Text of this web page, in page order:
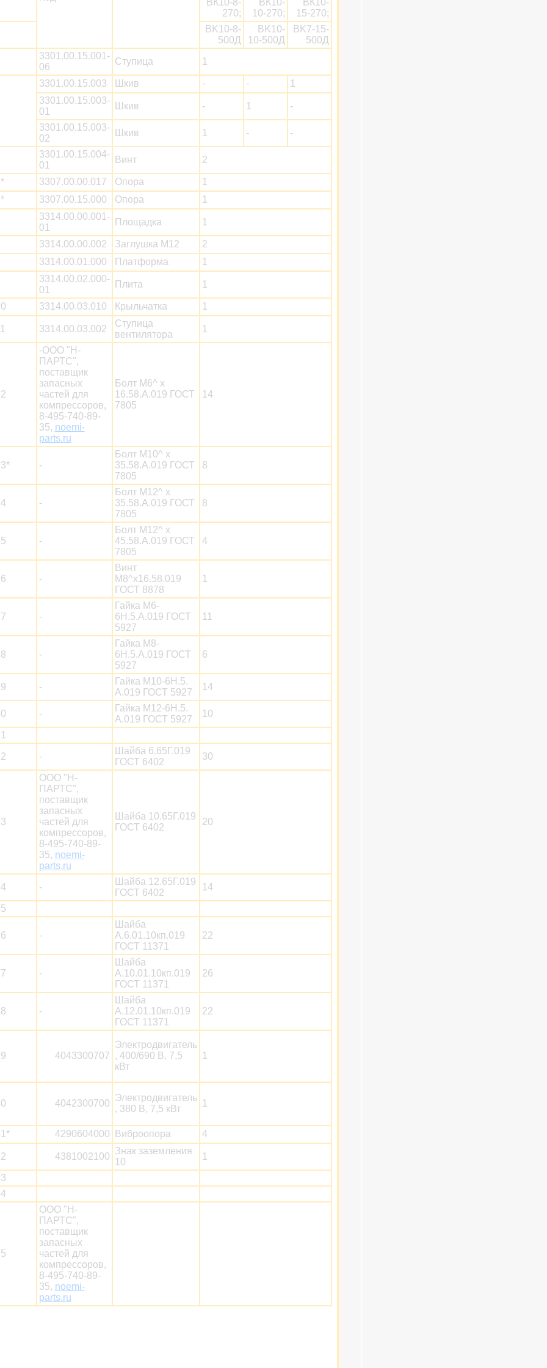
270;
10-270;
15-270;
BK10-8-
500Д
BK10-
10-500Д
BK7-15-
500Д
3301.00.15.001-
06
Ступица 1
3301.00.15.003 Шкив - -
1
3301.00.15.003-
01
Шкив - 1 -
3301.00.15.003-
02
Шкив 1 - -
3301.00.15.004-
01
Винт 2
3307.00.00.017 Опора
1
3307.00.15.000 Опора 1
3314.00.00.001-
01
Площадка 1
3314.00.00.002 Заглушка М12
2
3314.00.01.000 Платформа 1
3314.00.02.000-
01
Плита 1
3314.00.03.010 Крыльчатка 1
3314.00.03.002
Ступица
вентилятора
1
-ООО "Н-
ПАРТС",
поставщик
запасных
частей для
компрессоров,
8-495-740-89-
35, noemi-
parts.ru
Болт М6^ х
16.58.А.019 ГОСТ
7805
14
-
Болт М10^ х
35.58.А.019 ГОСТ
7805
8
-
Болт М12^ х
35.58.А.019 ГОСТ
7805
8
-
Болт М12^ х
45.58.А.019 ГОСТ
7805
4
-
Винт
М8^х16.58.019
ГОСТ 8878
1
-
Гайка М6-
6Н.5.А.019 ГОСТ
5927
11
-
Гайка М8-
6Н.5.А.019 ГОСТ
5927
6
-
Гайка М10-6Н.5.
А.019 ГОСТ 5927
14
-
Гайка М12-6Н.5.
А.019 ГОСТ 5927
10
-
Шайба 6.65Г.019
ГОСТ 6402
30
ООО "Н-
ПАРТС",
поставщик
запасных
частей для
компрессоров,
8-495-740-89-
35, noemi-
parts.ru
Шайба 10.65Г.019
ГОСТ 6402
20
-
Шайба 12.65Г.019
ГОСТ 6402
14
-
Шайба
А.6.01.10кп.019
ГОСТ 11371
22
-
Шайба
А.10.01.10кп.019
ГОСТ 11371
26
-
Шайба
А.12.01.10кп.019
ГОСТ 11371
22
4043300707
Электродвигатель
, 400/690 В, 7,5
кВт
1
4042300700
Электродвигатель
, 380 В, 7,5 кВт
1
4290604000 Виброопора 4
4381002100
Знак заземления
10
1
ООО "Н-
ПАРТС",
поставщик
запасных
частей для
компрессоров,
8-495-740-89-
35, noemi-
parts.ru